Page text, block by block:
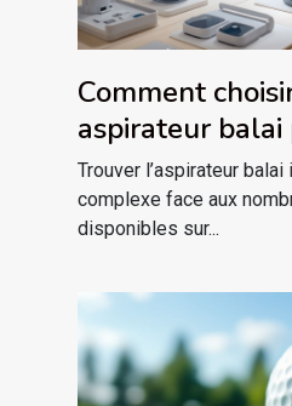
Comment
aspirateur balai
besoins
Trouver l’aspirateur
complexe face aux
disponibles sur...